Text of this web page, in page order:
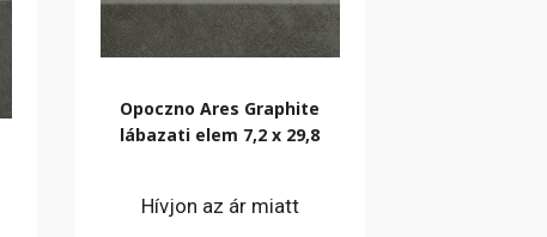
Opoczno Ares Graphite
lábazati elem 7,2 x 29,8
Hívjon az ár miatt